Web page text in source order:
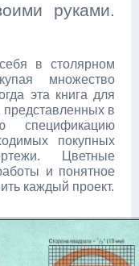
руками.
в столярном
множество
эта книга для
представленных в
спецификацию
покупных
Цветные
и понятное
каждый проект.